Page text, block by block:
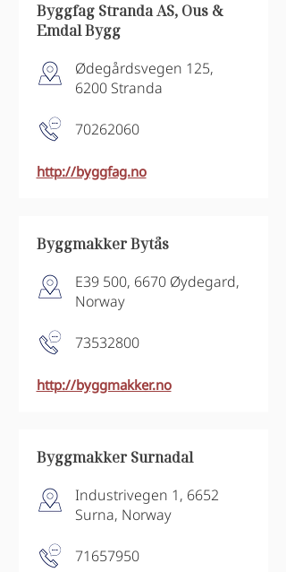
Byggfag Stranda AS, Ous &
Emdal Bygg
Ødegårdsvegen 125,
6200 Stranda
70262060
http://byggfag.no
Byggmakker Bytås
E39 500, 6670 Øydegard,
Norway
73532800
http://byggmakker.no
Byggmakker Surnadal
Industrivegen 1, 6652
Surna, Norway
71657950